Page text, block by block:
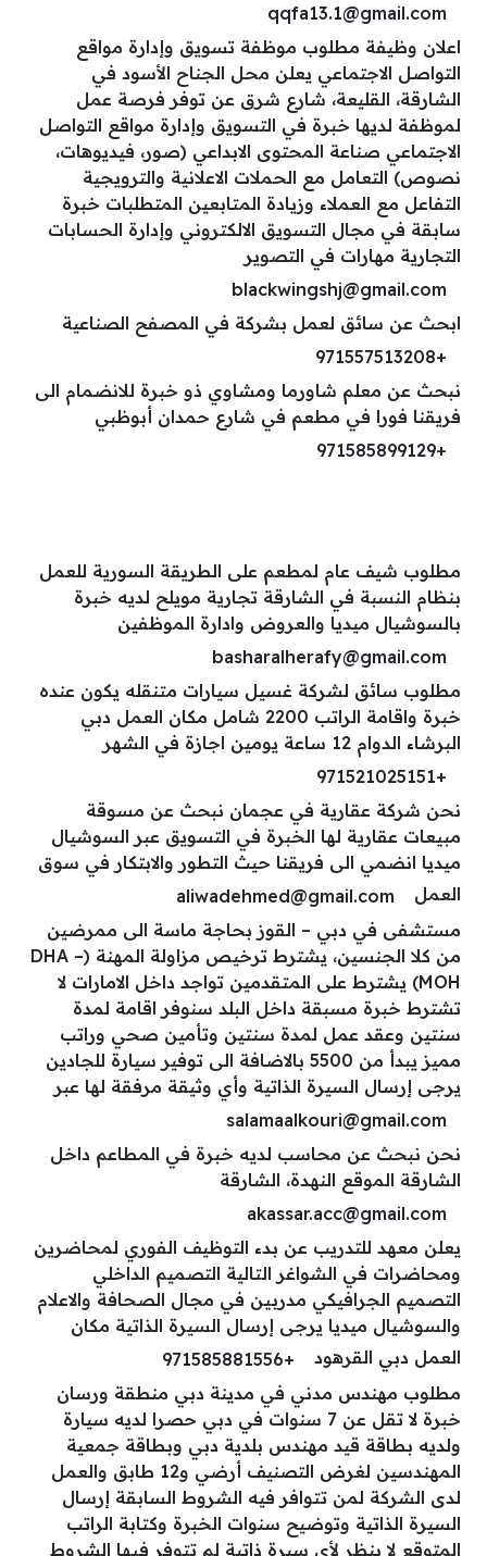
qqfa13.1@gmail.com
اعلان وظيفة مطلوب موظفة تسويق وإدارة مواقع
التواصل الاجتماعي يعلن محل الجناح الأسود في
الشارقة، القليعة، شارع شرق عن توفر فرصة عمل
لموظفة لديها خبرة في التسويق وإدارة مواقع التواصل
الاجتماعي صناعة المحتوى الابداعي (صور، فيديوهات،
نصوص) التعامل مع الحملات الاعلانية والترويجية
التفاعل مع العملاء وزيادة المتابعين المتطلبات خبرة
سابقة في مجال التسويق الالكتروني وإدارة الحسابات
التجارية مهارات في التصوير
blackwingshj@gmail.com
ابحث عن سائق لعمل بشركة في المصفح الصناعية
+971557513208
نبحث عن معلم شاورما ومشاوي ذو خبرة للانضمام الى
فريقنا فورا في مطعم في شارع حمدان أبوظبي
+971585899129
مطلوب شيف عام لمطعم على الطريقة السورية للعمل
بنظام النسبة في الشارقة تجارية مويلح لديه خبرة
بالسوشيال ميديا والعروض وادارة الموظفين
basharalherafy@gmail.com
مطلوب سائق لشركة غسيل سيارات متنقله يكون عنده
خبرة واقامة الراتب 2200 شامل مكان العمل دبي
البرشاء الدوام 12 ساعة يومين اجازة في الشهر
+971521025151
نحن شركة عقارية في عجمان نبحث عن مسوقة
مبيعات عقارية لها الخبرة في التسويق عبر السوشيال
ميديا انضمي الى فريقنا حيث التطور والابتكار في سوق
العمل
aliwadehmed@gmail.com
مستشفى في دبي – القوز بحاجة ماسة الى ممرضين
من كلا الجنسين، يشترط ترخيص مزاولة المهنة (DHA –
MOH) يشترط على المتقدمين تواجد داخل الامارات لا
تشترط خبرة مسبقة داخل البلد سنوفر اقامة لمدة
سنتين وعقد عمل لمدة سنتين وتأمين صحي وراتب
مميز يبدأ من 5500 بالاضافة الى توفير سيارة للجادين
يرجى إرسال السيرة الذاتية وأي وثيقة مرفقة لها عبر
salamaalkouri@gmail.com
نحن نبحث عن محاسب لديه خبرة في المطاعم داخل
الشارقة الموقع النهدة، الشارقة
akassar.acc@gmail.com
يعلن معهد للتدريب عن بدء التوظيف الفوري لمحاضرين
ومحاضرات في الشواغر التالية التصميم الداخلي
التصميم الجرافيكي مدربين في مجال الصحافة والاعلام
والسوشيال ميديا يرجى إرسال السيرة الذاتية مكان
العمل دبي القرهود
+971585881556
مطلوب مهندس مدني في مدينة دبي منطقة ورسان
خبرة لا تقل عن 7 سنوات في دبي حصرا لديه سيارة
ولديه بطاقة قيد مهندس بلدية دبي وبطاقة جمعية
المهندسين لغرض التصنيف أرضي و12 طابق والعمل
لدى الشركة لمن تتوافر فيه الشروط السابقة إرسال
السيرة الذاتية وتوضيح سنوات الخبرة وكتابة الراتب
المتوقع لا ينظر لأي سيرة ذاتية لم تتوفر فيها الشروط